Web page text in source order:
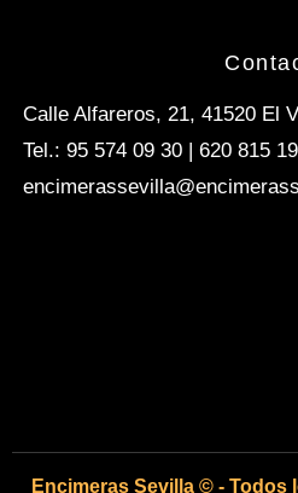
Calle Alfareros, 21, 41520 El
Tel.: 95 574 09 30 | 620 815
Encimeras Sevilla © -